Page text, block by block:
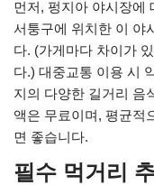
먼저, 펑지아 야시장에
서퉁구에 위치한 이 야
다. (가게마다 차이가
다.) 대중교통 이용 시
지의 다양한 길거리 음
액은 무료이며, 평균적
면 좋습니다.
필수 먹거리